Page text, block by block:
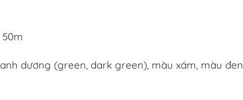
dương (green, dark green), màu xám, màu đen